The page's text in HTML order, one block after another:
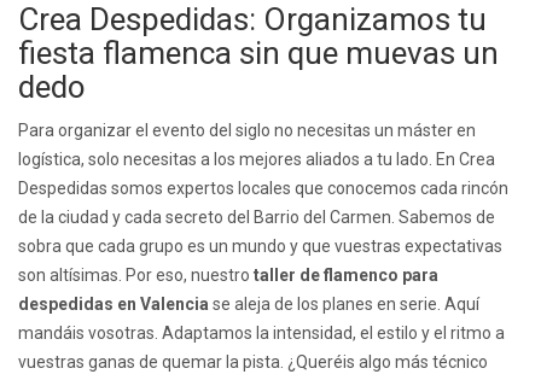
Crea Despedidas: Organizamos tu
fiesta flamenca sin que muevas un
dedo
Para organizar el evento del siglo no necesitas un máster en
logística, solo necesitas a los mejores aliados a tu lado. En Crea
Despedidas somos expertos locales que conocemos cada rincón
de la ciudad y cada secreto del Barrio del Carmen. Sabemos de
sobra que cada grupo es un mundo y que vuestras expectativas
son altísimas. Por eso, nuestro taller de flamenco para
despedidas en Valencia se aleja de los planes en serie. Aquí
mandáis vosotras. Adaptamos la intensidad, el estilo y el ritmo a
vuestras ganas de quemar la pista. ¿Queréis algo más técnico